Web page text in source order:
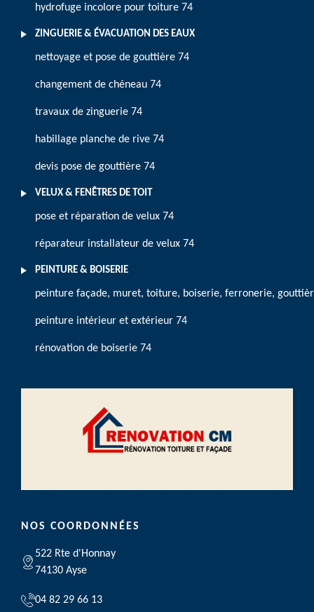
hydrofuge incolore pour toiture 74
ZINGUERIE & ÉVACUATION DES EAUX
nettoyage et pose de gouttière 74
changement de chéneau 74
travaux de zinguerie 74
habillage planche de rive 74
devis pose de gouttière 74
VELUX & FENÊTRES DE TOIT
pose et réparation de velux 74
réparateur installateur de velux 74
PEINTURE & BOISERIE
peinture façade, muret, toiture, boiserie, ferronerie,
peinture intérieur et extérieur 74
rénovation de boiserie 74
NOS COORDONNÉES
522 Rte d'Honnay
74130 Ayse
04 82 29 66 13